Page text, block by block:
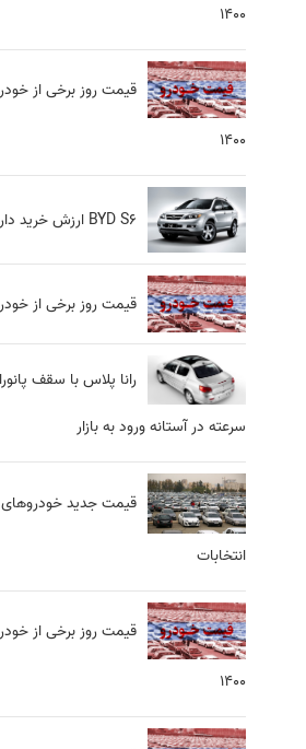
1400
1400
BYD S6 ارزش خرید دارد یا فیدلیتی؟
قیمت روز برخی از خودروها در
رانا پلاس با سقف
سرعته در آستانه ورود به بازار
انتخابات
1400